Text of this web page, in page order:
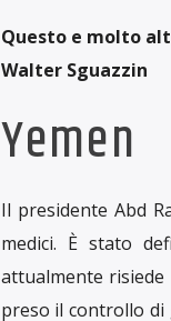
Questo e molto
Walter Sguazzin
Yemen
Il presidente Abd
medici. È stato
attualmente
preso il controllo di